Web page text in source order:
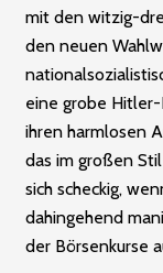
mit den witzig-
den neuen
eine grobe
ihren harmlosen
das im großen
sich scheckig,
dahingehend
der Börsenkurse